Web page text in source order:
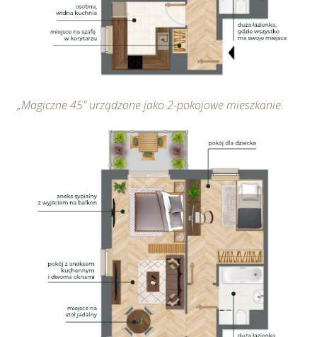
„Magiczne 45” urządzone jako 2-pokojowe mieszkanie.